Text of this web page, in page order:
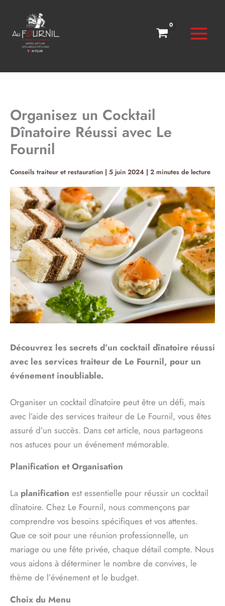
contenu
Organisez un Cocktail
Dînatoire Réussi avec Le
Fournil
Conseils traiteur et restauration | 5 juin 2024 | 2 minutes de lecture
Découvrez les secrets d’un cocktail dînatoire réussi
avec les services traiteur de Le Fournil, pour un
événement inoubliable.
Organiser un cocktail dînatoire peut être un défi, mais
avec l’aide des services traiteur de Le Fournil, vous êtes
assuré d’un succès. Dans cet article, nous partageons
nos astuces pour un événement mémorable.
Planification et Organisation
La planification est essentielle pour réussir un cocktail
dînatoire. Chez Le Fournil, nous commençons par
comprendre vos besoins spécifiques et vos attentes.
Que ce soit pour une réunion professionnelle, un
mariage ou une fête privée, chaque détail compte. Nous
vous aidons à déterminer le nombre de convives, le
thème de l’événement et le budget.
Choix du Menu